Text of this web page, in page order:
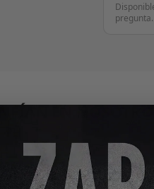
pregunta.
EN